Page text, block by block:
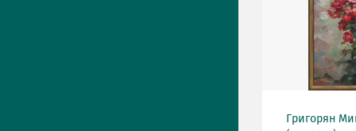
Григорян